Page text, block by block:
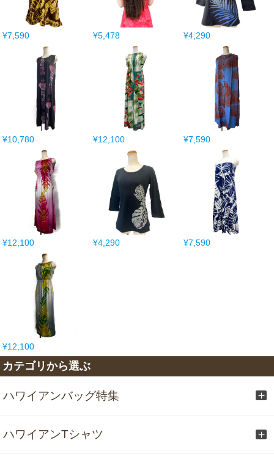
¥7,590 ¥5,478 ¥4,290
¥10,780 ¥12,100 ¥7,590
¥12,100 ¥4,290 ¥7,590
¥12,100
カテゴリから選ぶ
ハワイアンバッグ特集
ハワイアンTシャツ